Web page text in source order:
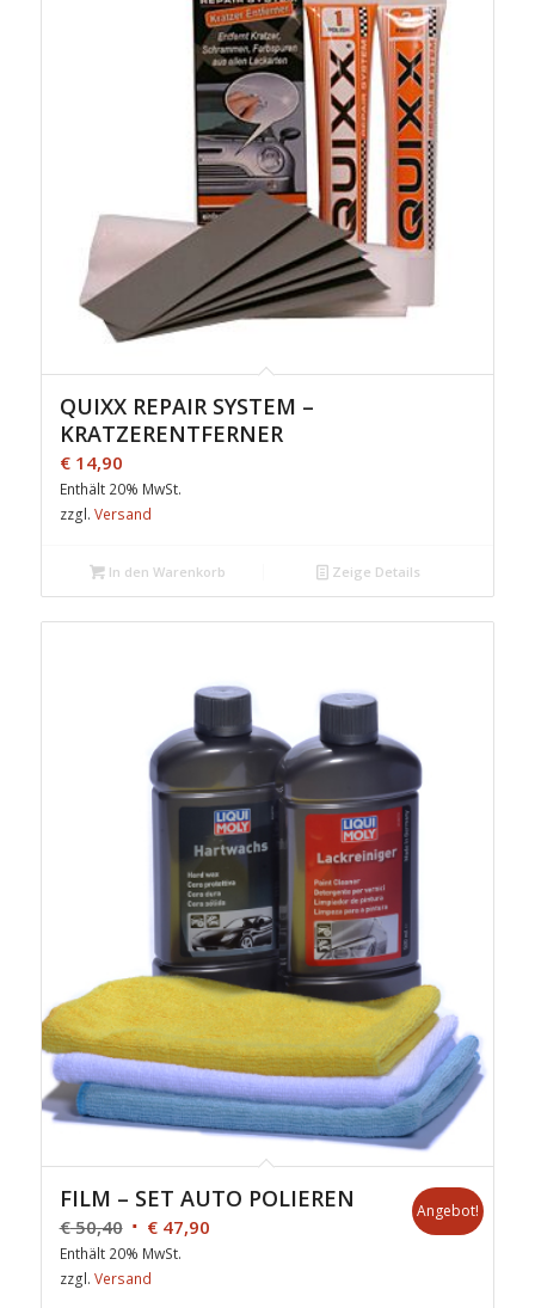
QUIXX REPAIR SYSTEM –
KRATZERENTFERNER
€14,90
Enthält 20% MwSt.
zzgl. Versand
In den Warenkorb Zeige Details
FILM – SET AUTO POLIEREN
€50,40 €47,90
Enthält 20% MwSt.
zzgl. Versand
Angebot!